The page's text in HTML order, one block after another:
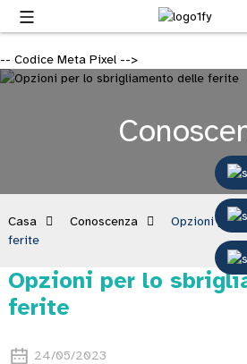
-- Codice Meta Pixel -->
Casa Conoscenza
Opzioni per
ferite
Opzioni per lo
ferite
24/05/2023